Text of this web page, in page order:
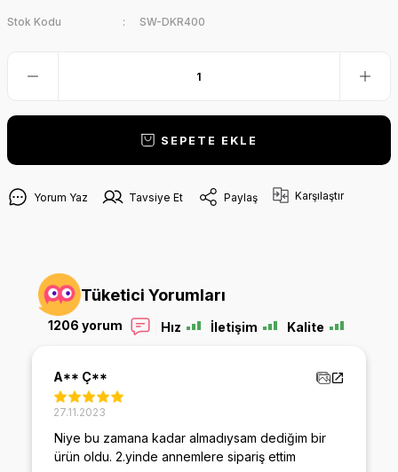
Stok Kodu SW-DKR400
SEPETE EKLE
Yorum Yaz Tavsiye Et Paylaş Karşılaştır
Tüketici Yorumları
1206 yorum Hız İletişim Kalite
M****** S****
18.12.2024
Ürünü 2. Kez alışım. Memnun kaldığımdan
babamların kullanması için aldım. İçme suyu